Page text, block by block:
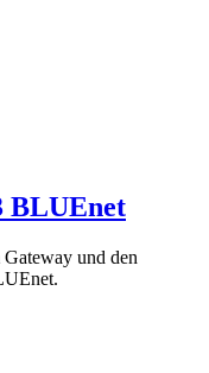
BLUEnet
und den